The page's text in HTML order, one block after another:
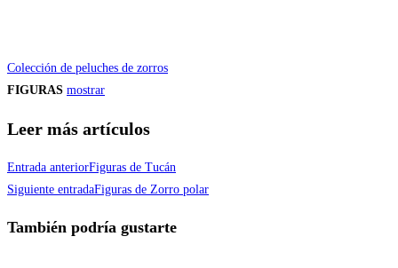
Colección de peluches de zorros
FIGURAS mostrar
Leer más artículos
Entrada anteriorFiguras de Tucán
Siguiente entradaFiguras de Zorro polar
También podría gustarte